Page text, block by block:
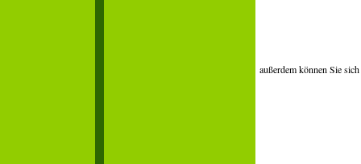
außerdem können Sie